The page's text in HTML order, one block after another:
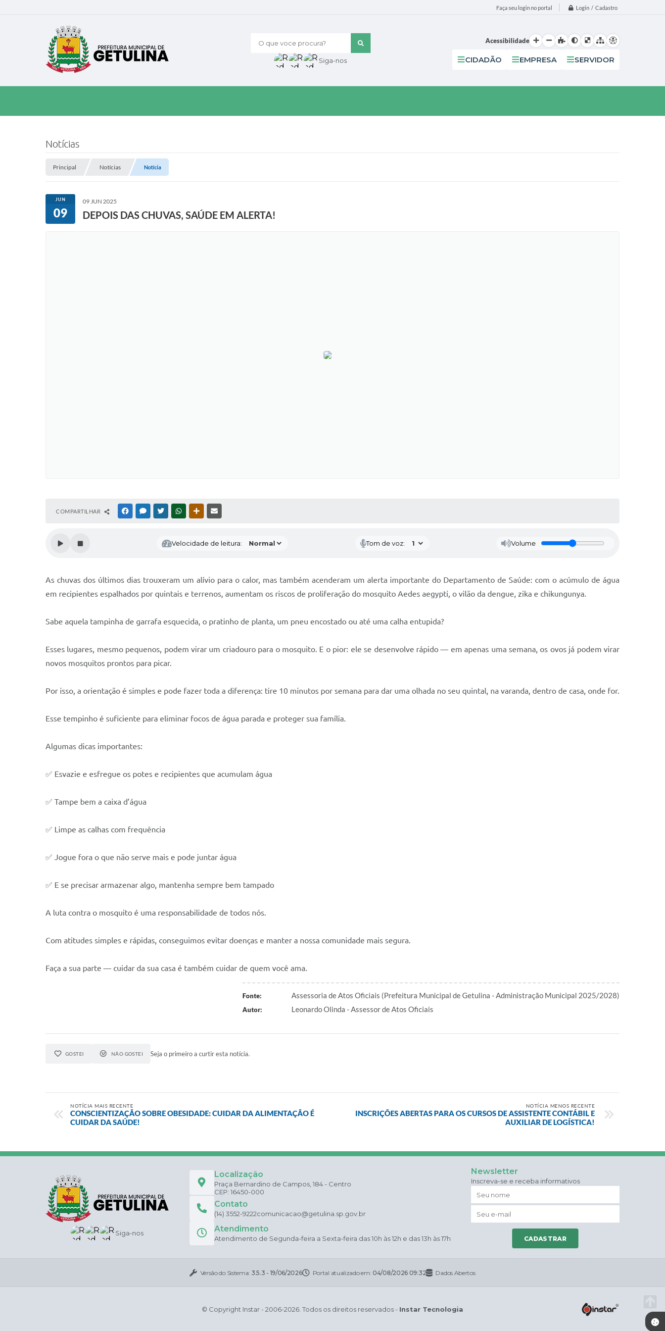
Faça seu login no portal Login / Cadastro
O que voce procura?
Siga-nos
Acessibilidade
CIDADÃO EMPRESA SERVIDOR
Notícias
Principal Notícias Notícia
JUN
09
09 JUN 2025
DEPOIS DAS CHUVAS, SAÚDE EM ALERTA!
COMPARTILHAR FACEBOOKMESSENGER
TWITTERWHATSAPPOUTRAS MÍDIAS
Velocidade de leitura: Tom de voz: Volume
As chuvas dos últimos dias trouxeram um alívio para o calor, mas também acenderam um alerta importante do Departamento de Saúde: com o acúmulo de água
em recipientes espalhados por quintais e terrenos, aumentam os riscos de proliferação do mosquito Aedes aegypti, o vilão da dengue, zika e chikungunya.
Sabe aquela tampinha de garrafa esquecida, o pratinho de planta, um pneu encostado ou até uma calha entupida?
Esses lugares, mesmo pequenos, podem virar um criadouro para o mosquito. E o pior: ele se desenvolve rápido — em apenas uma semana, os ovos já podem virar
novos mosquitos prontos para picar.
Por isso, a orientação é simples e pode fazer toda a diferença: tire 10 minutos por semana para dar uma olhada no seu quintal, na varanda, dentro de casa, onde for.
Esse tempinho é suficiente para eliminar focos de água parada e proteger sua família.
Algumas dicas importantes:
✅ Esvazie e esfregue os potes e recipientes que acumulam água
✅ Tampe bem a caixa d’água
✅ Limpe as calhas com frequência
✅ Jogue fora o que não serve mais e pode juntar água
✅ E se precisar armazenar algo, mantenha sempre bem tampado
A luta contra o mosquito é uma responsabilidade de todos nós.
Com atitudes simples e rápidas, conseguimos evitar doenças e manter a nossa comunidade mais segura.
Faça a sua parte — cuidar da sua casa é também cuidar de quem você ama.
Fonte: Assessoria de Atos Oficiais (Prefeitura Municipal de Getulina - Administração Municipal 2025/2028)
Autor: Leonardo Olinda - Assessor de Atos Oficiais
GOSTEI NÃO GOSTEI Seja o primeiro a curtir esta notícia.
NOTÍCIA MAIS RECENTE
CONSCIENTIZAÇÃO SOBRE OBESIDADE: CUIDAR DA ALIMENTAÇÃO É
CUIDAR DA SAÚDE!
NOTÍCIA MENOS RECENTE
INSCRIÇÕES ABERTAS PARA OS CURSOS DE ASSISTENTE CONTÁBIL E
AUXILIAR DE LOGÍSTICA!
Siga-nos
Localização
Praça Bernardino de Campos, 184 - Centro
CEP: 16450-000
Contato
(14) 3552-9222comunicacao@getulina.sp.gov.br
Atendimento
Atendimento de Segunda-feira a Sexta-feira das 10h às 12h e das 13h às 17h
Newsletter
Inscreva-se e receba informativos
CADASTRAR
Versão do Sistema: 3.5.3 - 19/06/2026 Portal atualizado em: 04/08/2026 09:32 Dados Abertos
© Copyright Instar - 2006-2026. Todos os direitos reservados - Instar Tecnologia